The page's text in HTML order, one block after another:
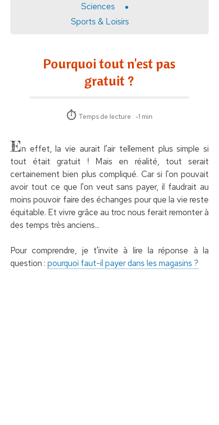
Sciences
Sports & Loisirs
Pourquoi tout n'est pas
gratuit ?
Temps de lecture : -1 min
En effet, la vie aurait l'air tellement plus simple si
tout était gratuit ! Mais en réalité, tout serait
certainement bien plus compliqué. Car si l'on pouvait
avoir tout ce que l'on veut sans payer, il faudrait au
moins pouvoir faire des échanges pour que la vie reste
équitable. Et vivre grâce au troc nous ferait remonter à
des temps très anciens...
Pour comprendre, je t'invite à lire la réponse à la
question : pourquoi faut-il payer dans les magasins ?